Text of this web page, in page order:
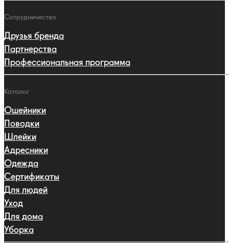
Сотрудничество
Друзья бренда
Партнерства
Профессиональная программа
Каталог
Ошейники
Поводки
Шлейки
Адресники
Одежда
Сертификаты
Для людей
Уход
Для дома
Уборка